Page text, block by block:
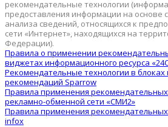
рекомендательные технологии
предоставления информации на основе
анализа сведений, относящихся к
сети «Интернет», находящихся на
Федерации).
Правила о применении
виджетах информационного ресурса
Рекомендательные технологии в
рекомендаций Sparrow
Правила применения
рекламно-обменной сети «СМИ2»
Правила применения
infox